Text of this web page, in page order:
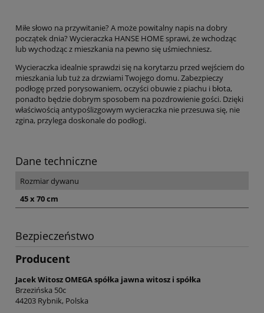
Miłe słowo na przywitanie? A może powitalny napis na dobry
początek dnia? Wycieraczka HANSE HOME sprawi, że wchodząc
lub wychodząc z mieszkania na pewno się uśmiechniesz.
Wycieraczka idealnie sprawdzi się na korytarzu przed wejściem do
mieszkania lub tuż za drzwiami Twojego domu. Zabezpieczy
podłogę przed porysowaniem, oczyści obuwie z piachu i błota,
ponadto będzie dobrym sposobem na pozdrowienie gości. Dzięki
właściwością antypoślizgowym wycieraczka nie przesuwa się, nie
zgina, przylega doskonale do podłogi.
Dane techniczne
Rozmiar dywanu
45 x 70 cm
Bezpieczeństwo
Producent
Jacek Witosz OMEGA spółka jawna witosz i spółka
Brzezińska 50c
44203 Rybnik, Polska